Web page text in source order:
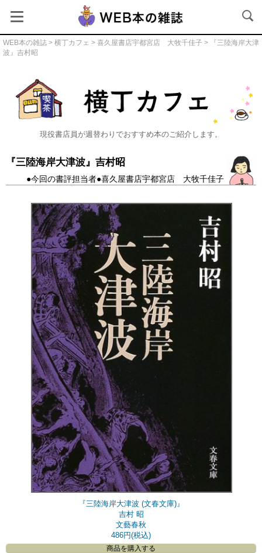
WEB本の雑誌 > 横丁カフェ > 喜久屋書店宇都宮店 大牧千佳子 > 『三陸海岸大津
波』吉村昭
横丁カフェ現役書店員が週替わりでおすすめ本のご紹介します。
『三陸海岸大津波』吉村昭
●今回の書評担当者●喜久屋書店宇都宮店 大牧千佳子
『三陸海岸大津波 (文春文庫)』
吉村 昭
文藝春秋
486円(税込)
商品を購入する